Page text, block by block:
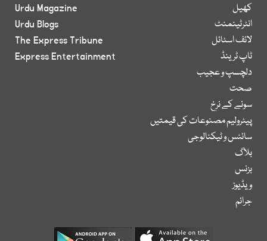
کھیل
انٹرٹینمنٹ
لائف اسٹائل
ٹاپ ٹرینڈ
دلچسپ و عجیب
صحت
سونے کے نرخ
پیٹرولیم مصنوعات کی قیمتیں
سائنس و ٹیکنالوجی
بلاگ
بزنس
ویڈیوز
جرائم
Urdu Magazine
Urdu Blogs
The Express Tribune
Express Entertainment